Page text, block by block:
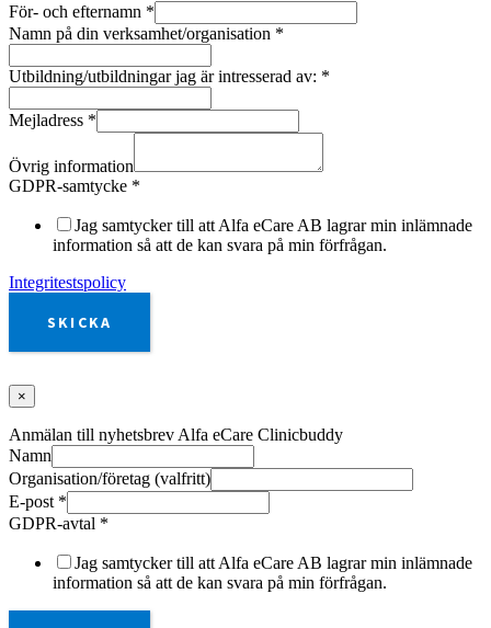
För- och efternamn *
Namn på din verksamhet/organisation *
Utbildning/utbildningar jag är intresserad av: *
Mejladress *
Övrig information
GDPR-samtycke *
Jag samtycker till att Alfa eCare AB lagrar min inlämnade
information så att de kan svara på min förfrågan.
Integritestspolicy
SKICKA
×
Anmälan till nyhetsbrev Alfa eCare Clinicbuddy
Namn
Organisation/företag (valfritt)
E-post *
GDPR-avtal *
Jag samtycker till att Alfa eCare AB lagrar min inlämnade
information så att de kan svara på min förfrågan.